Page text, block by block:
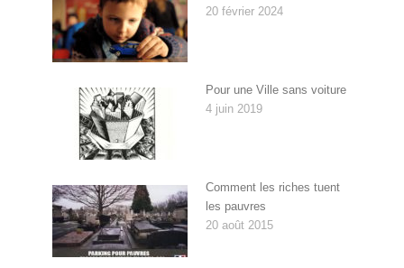
20 février 2024
Pour une Ville sans voiture
4 juin 2019
Comment les riches tuent
les pauvres
20 août 2015